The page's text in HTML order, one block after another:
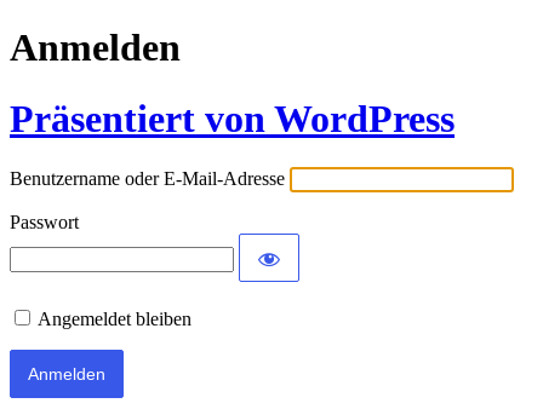
Anmelden
Präsentiert von WordPress
Benutzername oder E-Mail-Adresse
Passwort
Angemeldet bleiben